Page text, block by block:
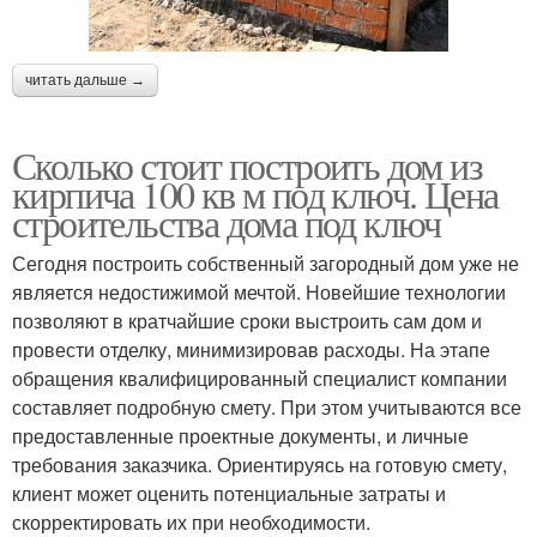
читать дальше →
Сколько стоит построить дом из
кирпича 100 кв м под ключ. Цена
строительства дома под ключ
Сегодня построить собственный загородный дом уже не
является недостижимой мечтой. Новейшие технологии
позволяют в кратчайшие сроки выстроить сам дом и
провести отделку, минимизировав расходы. На этапе
обращения квалифицированный специалист компании
составляет подробную смету. При этом учитываются все
предоставленные проектные документы, и личные
требования заказчика. Ориентируясь на готовую смету,
клиент может оценить потенциальные затраты и
скорректировать их при необходимости.